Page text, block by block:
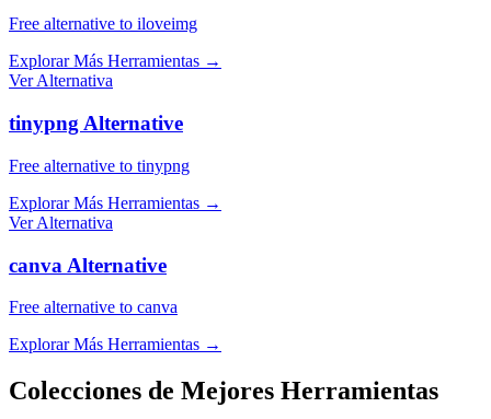
Free alternative to iloveimg
Explorar Más Herramientas →
Ver Alternativa
tinypng Alternative
Free alternative to tinypng
Explorar Más Herramientas →
Ver Alternativa
canva Alternative
Free alternative to canva
Explorar Más Herramientas →
Colecciones de Mejores Herramientas